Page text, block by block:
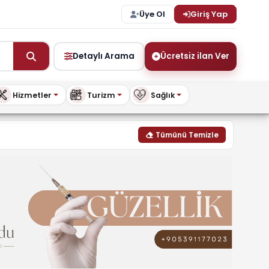
Üye Ol Giriş Yap
Detaylı Arama Ücretsiz ilan Ver
Hizmetler Turizm Sağlık
Tümünü Temizle